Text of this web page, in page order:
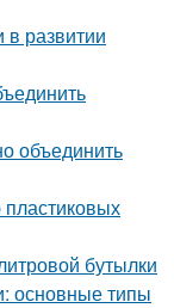
в развитии
объединить
бутылки
основные типы